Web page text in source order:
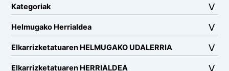
Kategoriak
Helmugako Herrialdea
Elkarrizketatuaren HELMUGAKO UDALERRIA
Elkarrizketatuaren HERRIALDEA